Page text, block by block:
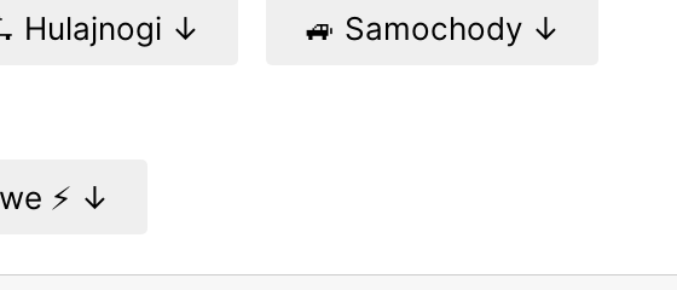
Hulajnogi ↓ 🚙 Samochody ↓
⚡️ ↓